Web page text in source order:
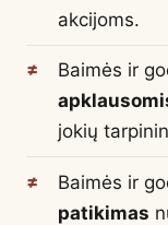
akcijoms.
Baimės ir
jokių
Baimės ir
patikimas